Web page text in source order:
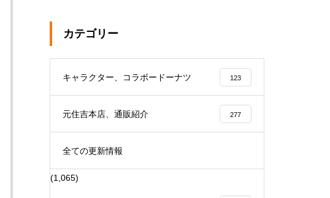
カテゴリー
キャラクター、コラボードーナツ 123
元住吉本店、通販紹介 277
全ての更新情報
(1,065)